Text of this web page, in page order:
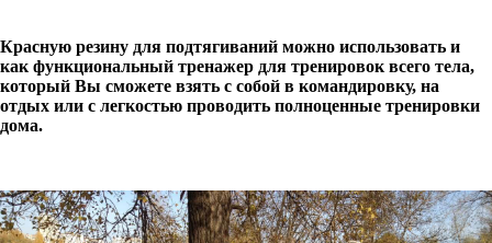
Красную резину для подтягиваний можно использовать и
как функциональный тренажер для тренировок всего тела,
который Вы сможете взять с собой в командировку, на
отдых или с легкостью проводить полноценные тренировки
дома.